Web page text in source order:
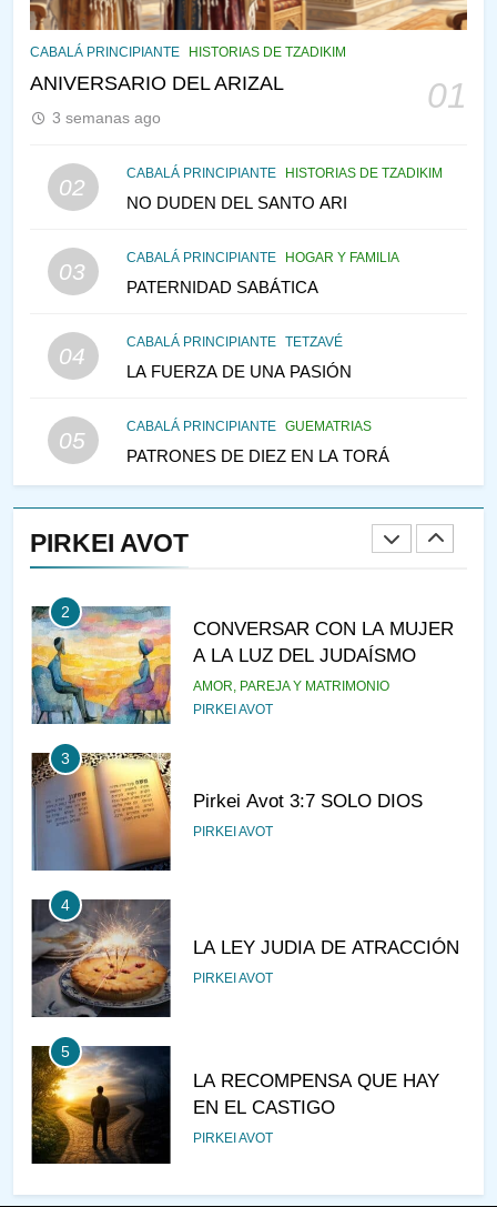
CABALÁ PRINCIPIANTE HISTORIAS DE TZADIKIM
ANIVERSARIO DEL ARIZAL 01
3 semanas ago
02
CABALÁ PRINCIPIANTE HISTORIAS DE TZADIKIM
NO DUDEN DEL SANTO ARI
03
CABALÁ PRINCIPIANTE HOGAR Y FAMILIA
PATERNIDAD SABÁTICA
04
CABALÁ PRINCIPIANTE TETZAVÉ
LA FUERZA DE UNA PASIÓN
05
CABALÁ PRINCIPIANTE GUEMATRIAS
PATRONES DE DIEZ EN LA TORÁ
PIRKEI AVOT
145
CABALÁ Y JASIDUT: EL
CONSEJO DE LOS PADRES
146
VEAMOS ¿POR QUÉ
IEHOSHÚA? Y LA QUEJA DE
1
RAZI ¿QUIÉN ES SABIO?
2
CONVERSAR CON LA MUJER
A LA LUZ DEL JUDAÍSMO
AMOR, PAREJA Y MATRIMONIO
PIRKEI AVOT
3
Pirkei Avot 3:7 SOLO DIOS
PIRKEI AVOT
4
LA LEY JUDIA DE ATRACCIÓN
PIRKEI AVOT
5
LA RECOMPENSA QUE HAY
EN EL CASTIGO
PIRKEI AVOT
6